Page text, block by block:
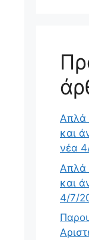
Απλά
και
νέα
Απλά
και
4/7/